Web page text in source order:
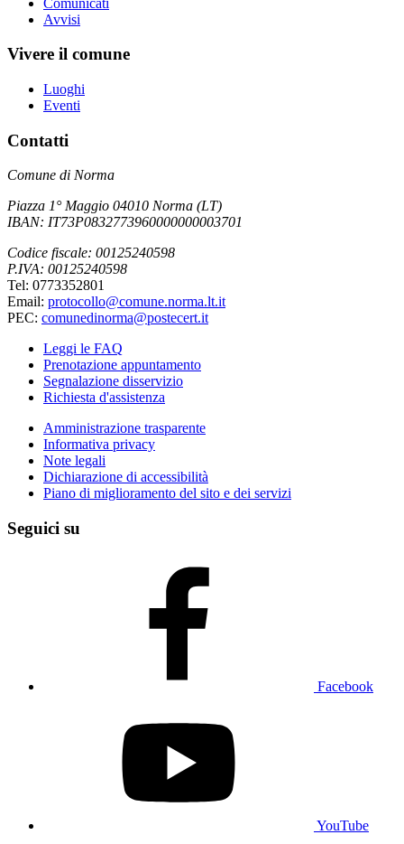
Avvisi
Vivere il comune
Luoghi
Eventi
Contatti
Comune di Norma
Piazza 1° Maggio 04010 Norma (LT)
IBAN: IT73P0832773960000000003701
Codice fiscale: 00125240598
P.IVA: 00125240598
Tel: 0773352801
Email: protocollo@comune.norma.lt.it
PEC: comunedinorma@postecert.it
Leggi le FAQ
Prenotazione appuntamento
Segnalazione disservizio
Richiesta d'assistenza
Amministrazione trasparente
Informativa privacy
Note legali
Dichiarazione di accessibilità
Piano di miglioramento del sito e dei servizi
Seguici su
Facebook
YouTube